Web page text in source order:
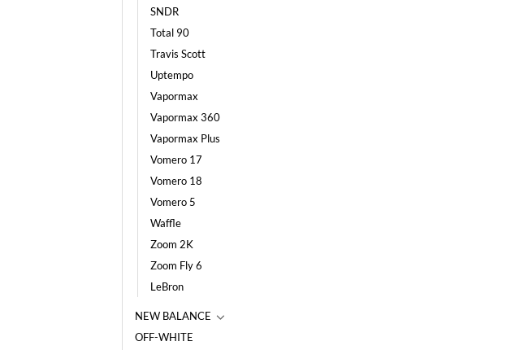
SNDR
Total 90
Travis Scott
Uptempo
Vapormax
Vapormax 360
Vapormax Plus
Vomero 17
Vomero 18
Vomero 5
Waffle
Zoom 2K
Zoom Fly 6
LeBron
NEW BALANCE
OFF-WHITE